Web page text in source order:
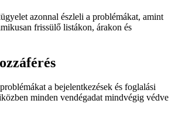
azonnal észleli a problémákat, amint
frissülő listákon, árakon és
a bejelentkezések és foglalási
minden vendégadat mindvégig védve